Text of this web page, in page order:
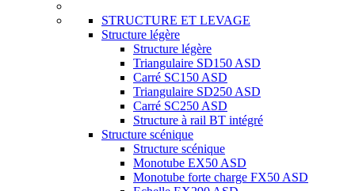
STRUCTURE ET LEVAGE
Structure légère
Structure légère
Triangulaire SD150 ASD
Carré SC150 ASD
Triangulaire SD250 ASD
Carré SC250 ASD
Structure à rail BT intégré
Structure scénique
Structure scénique
Monotube EX50 ASD
Monotube forte charge FX50 ASD